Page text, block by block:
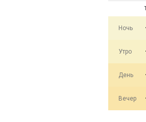
Ночь
Утро
День
Вечер